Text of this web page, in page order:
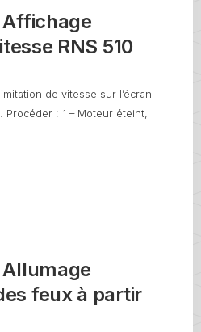
RNS 510
de vitesse sur l’écran
Procéder : 1 – Moteur éteint,
feux à partir